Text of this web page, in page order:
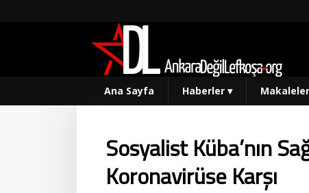
Ana Sayfa Haberler ▾ Makaleler
Sosyalist Küba’nın
Koronavirüse Karşı